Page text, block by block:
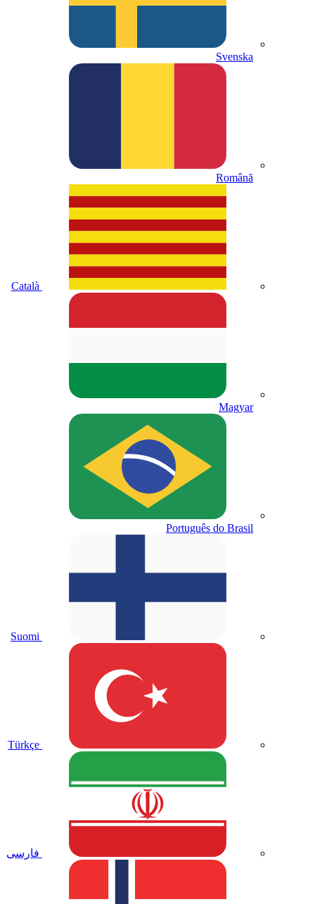
Svenska
Română
Català
Magyar
Português do Brasil
Suomi
Türkçe
فارسی